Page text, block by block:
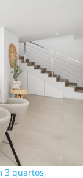
3 quartos,